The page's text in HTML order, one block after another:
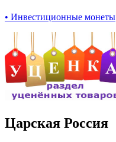
• Инвестиционные монеты
Царская Россия